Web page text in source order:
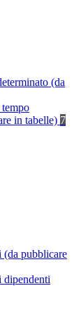
(da
in tabelle) 7
(da pubblicare
dipendenti